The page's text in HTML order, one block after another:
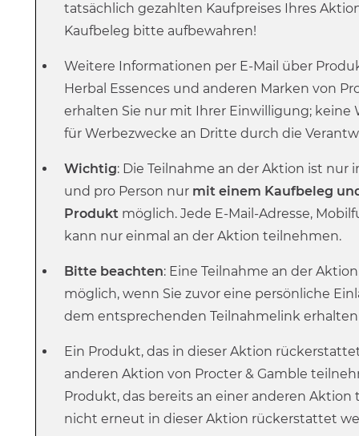
tatsächlich gezahlten Kaufpreises Ihres
Kaufbeleg bitte aufbewahren!
Weitere Informationen per E-Mail über
Herbal Essences und anderen Marken von
erhalten Sie nur mit Ihrer Einwilligung; keine
für Werbezwecke an Dritte durch die
Wichtig: Die Teilnahme an der Aktion ist nur
und pro Person nur mit einem Kaufbeleg
Produkt möglich. Jede E-Mail-Adresse,
kann nur einmal an der Aktion teilnehmen.
Bitte beachten: Eine Teilnahme an der
möglich, wenn Sie zuvor eine persönliche
dem entsprechenden Teilnahmelink
Ein Produkt, das in dieser Aktion
anderen Aktion von Procter & Gamble
Produkt, das bereits an einer anderen
nicht erneut in dieser Aktion rückerstattet